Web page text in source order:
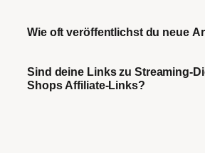
Wie oft veröffentlichst du neue
Sind deine Links zu Streaming-
Shops Affiliate-Links?